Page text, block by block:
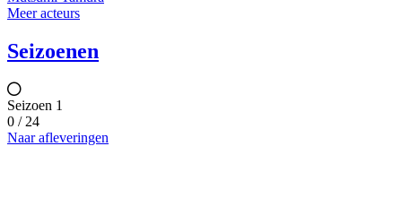
Meer acteurs
Seizoenen
Seizoen 1
0 / 24
Naar afleveringen